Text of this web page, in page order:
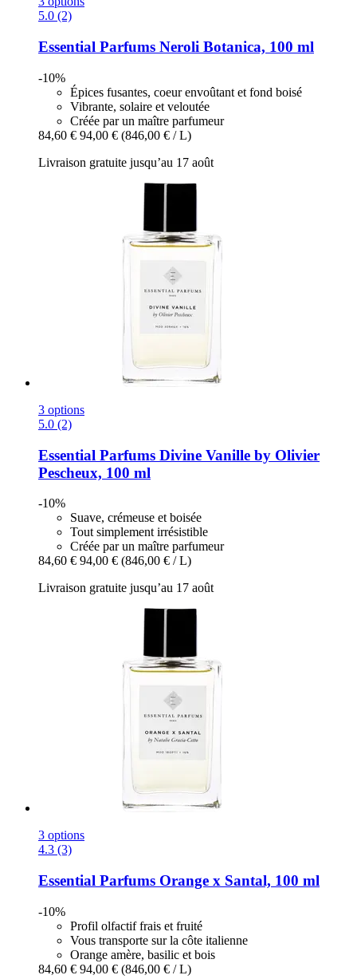
5.0 (2)
Essential Parfums Neroli Botanica, 100 ml
-10%
Épices fusantes, coeur envoûtant et fond boisé
Vibrante, solaire et veloutée
Créée par un maître parfumeur
84,60 € 94,00 € (846,00 € / L)
Livraison gratuite jusqu’au 17 août
3 options
5.0 (2)
Essential Parfums Divine Vanille by Olivier
Pescheux, 100 ml
-10%
Suave, crémeuse et boisée
Tout simplement irrésistible
Créée par un maître parfumeur
84,60 € 94,00 € (846,00 € / L)
Livraison gratuite jusqu’au 17 août
3 options
4.3 (3)
Essential Parfums Orange x Santal, 100 ml
-10%
Profil olfactif frais et fruité
Vous transporte sur la côte italienne
Orange amère, basilic et bois
84,60 € 94,00 € (846,00 € / L)